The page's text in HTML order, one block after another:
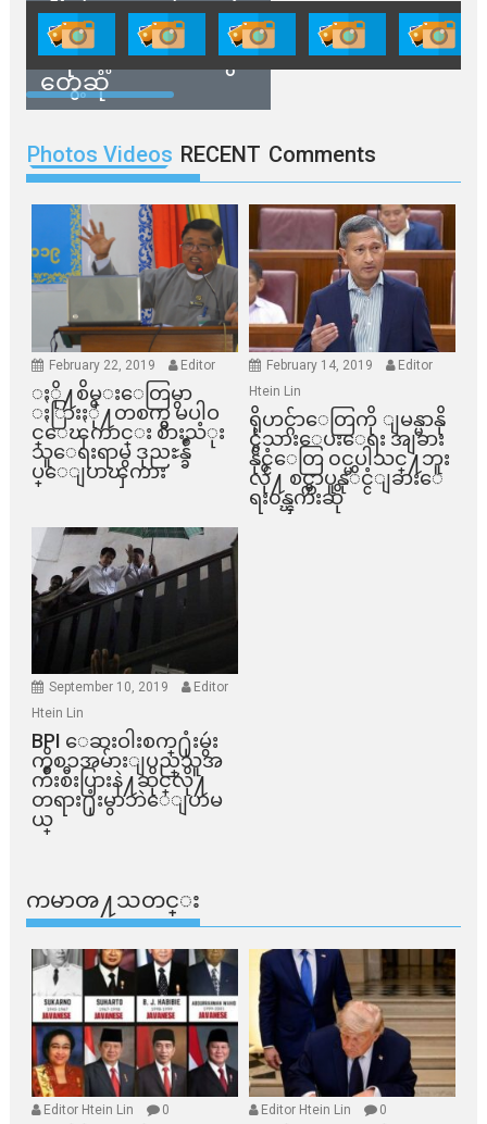
ကိုယ်စားလှယ်တွေနဲ့
နေအိမ်တွေဖျက်သိမ်း
ခံရမယ့် ဒေသခံတွေ
တွေ့ဆုံ
Photos Videos RECENT Comments
February 22, 2019 Editor
ႏို႔စိမ္းေတြမွာ
ႏြားႏို႔တစက္မွ မပါဝ
င္ေၾကာင္း စားသံုး
သူေရးရာမွ ဒုညႊန္ခ်ဳ
ပ္ေျပာၾကား
February 14, 2019
Editor
Htein Lin
ရိုဟင္ဂ်ာေတြကို ျမန္မာနို
င္ငံသားေပးေရး အျခား
နိုင္ငံေတြ ၀င္မပါသင္႔ဘူး
လို႔ စင္ကာပူနုိင္ငံျခားေ
ရး၀န္ၾကီးဆို
September 10, 2019
Editor
Htein Lin
BPI ​ေဆးဝါးစက္​႐ုံးမွဴး
ကိစၥအမ်ားျပည္​သူအ
က်ိဳးစီးပြားနဲ႔ဆိုင္​လို႔
တရား႐ုံးမွာဘဲေျပာမ
ယ္​
ကမာၻ႔သတင္း
Editor Htein Lin 0 Editor Htein Lin 0